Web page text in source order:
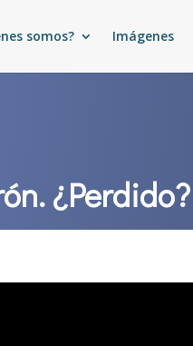
somos? Imágenes
¿Perdido?